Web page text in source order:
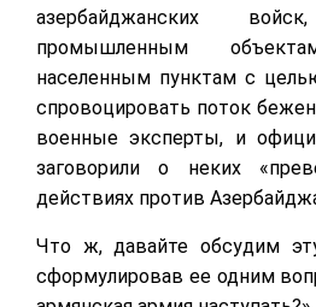
азербайджанских
промышленным
населенным пунктам с
спровоцировать поток
военные эксперты, и
заговорили о неких
действиях против
Что ж, давайте обсудим
сформулировав ее одним